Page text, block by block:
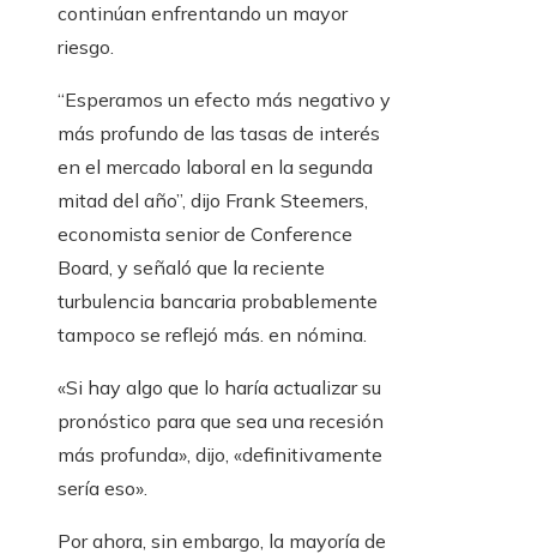
continúan enfrentando un mayor
riesgo.
“Esperamos un efecto más negativo y
más profundo de las tasas de interés
en el mercado laboral en la segunda
mitad del año”, dijo Frank Steemers,
economista senior de Conference
Board, y señaló que la reciente
turbulencia bancaria probablemente
tampoco se reflejó más. en nómina.
«Si hay algo que lo haría actualizar su
pronóstico para que sea una recesión
más profunda», dijo, «definitivamente
sería eso».
Por ahora, sin embargo, la mayoría de